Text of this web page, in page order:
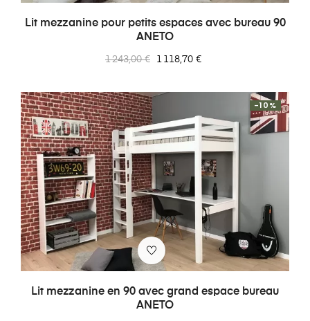
Lit mezzanine pour petits espaces avec bureau 90
ANETO
Prix
1 243,00 € Prix
1 118,70 €
Lit mezzanine en 90 avec grand espace bureau
ANETO
-10%